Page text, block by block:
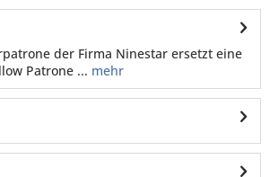
der Firma Ninestar ersetzt eine
Patrone ... mehr